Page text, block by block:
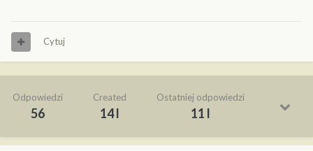
Cytuj
Odpowiedzi
56
Created
14 l
Ostatniej odpowiedzi
11 l